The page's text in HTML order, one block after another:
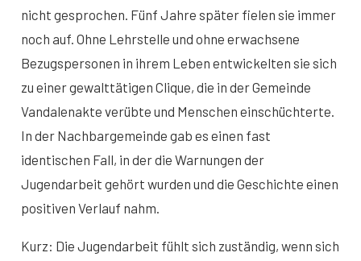
nicht gesprochen. Fünf Jahre später fielen sie immer
noch auf. Ohne Lehrstelle und ohne erwachsene
Bezugspersonen in ihrem Leben entwickelten sie sich
zu einer gewalttätigen Clique, die in der Gemeinde
Vandalenakte verübte und Menschen einschüchterte.
In der Nachbargemeinde gab es einen fast
identischen Fall, in der die Warnungen der
Jugendarbeit gehört wurden und die Geschichte einen
positiven Verlauf nahm.
Kurz: Die Jugendarbeit fühlt sich zuständig, wenn sich